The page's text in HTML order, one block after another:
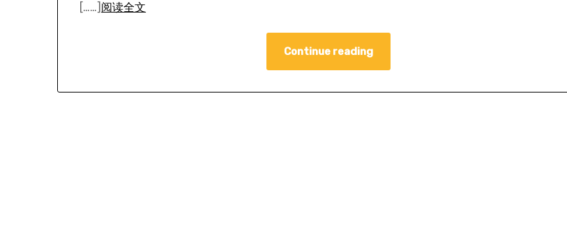
[……] 阅读全文
Continue reading